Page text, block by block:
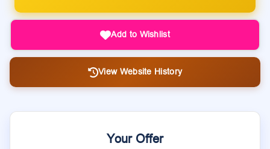
Add to Wishlist
View Website History
Your Offer